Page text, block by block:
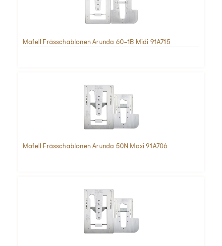
Mafell Frässchablonen Arunda 60-1B Midi 91A715
Mafell Frässchablonen Arunda 50N Maxi 91A706